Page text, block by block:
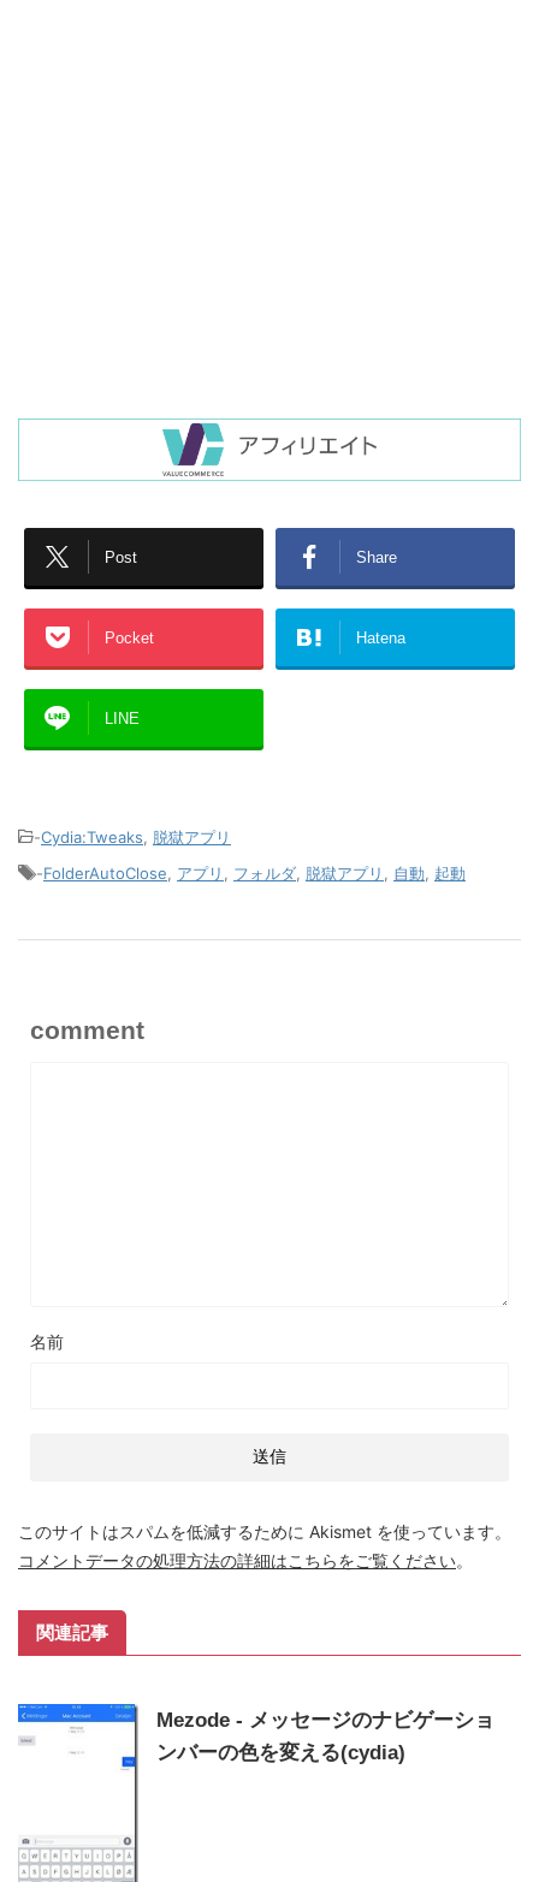
Post Share
Pocket Hatena
LINE
-Cydia:Tweaks
脱獄アプリ
-FolderAutoClose アプリ フォルダ 脱獄アプリ 自動 起動
comment
名前
このサイトはスパムを低減するために Akismet を使っています。
コメントデータの処理方法の詳細はこちらをご覧ください。
関連記事
Mezode - メッセージのナビゲーショ
ンバーの色を変える(cydia)